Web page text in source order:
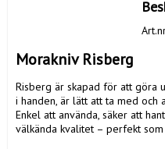
Morakniv Risberg
Risberg är skapad för att göra
i handen, är lätt att ta med
Enkel att använda, säker att
välkända kvalitet – perfekt